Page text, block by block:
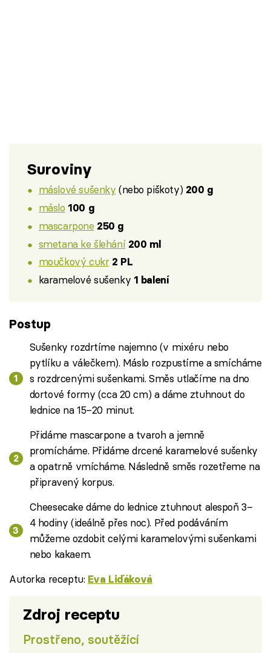
Suroviny
máslové sušenky (nebo piškoty) 200 g
máslo 100 g
mascarpone 250 g
smetana ke šlehání 200 ml
moučkový cukr 2 PL
karamelové sušenky 1 balení
Postup
Sušenky rozdrtíme najemno (v mixéru nebo
pytlíku a válečkem). Máslo rozpustíme a smícháme
s rozdrcenými sušenkami. Směs utlačíme na dno
dortové formy (cca 20 cm) a dáme ztuhnout do
lednice na 15–20 minut.
Přidáme mascarpone a tvaroh a jemně
promícháme. Přidáme drcené karamelové sušenky
a opatrně vmícháme. Následně směs rozetřeme na
připravený korpus.
Cheesecake dáme do lednice ztuhnout alespoň 3–
4 hodiny (ideálně přes noc). Před podáváním
můžeme ozdobit celými karamelovými sušenkami
nebo kakaem.
Autorka receptu: Eva Liďáková
Zdroj receptu
Prostřeno, soutěžící